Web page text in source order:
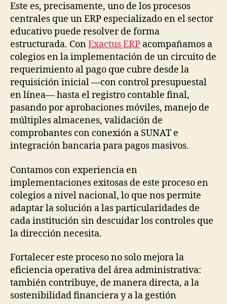
Este es, precisamente, uno de los procesos
centrales que un ERP especializado en el sector
educativo puede resolver de forma
estructurada. ConExactus ERP acompañamos a
colegios en la implementación de un circuito de
requerimiento al pago que cubre desde la
requisición inicial —con control presupuestal
en línea— hasta el registro contable final,
pasando por aprobaciones móviles, manejo de
múltiples almacenes, validación de
comprobantes con conexión a SUNAT e
integración bancaria para pagos masivos.
Contamos con experiencia en
implementaciones exitosas de este proceso en
colegios a nivel nacional, lo que nos permite
adaptar la solución a las particularidades de
cada institución sin descuidar los controles que
la dirección necesita.
Fortalecer este proceso no solo mejora la
eficiencia operativa del área administrativa:
también contribuye, de manera directa, a la
sostenibilidad financiera y a la gestión